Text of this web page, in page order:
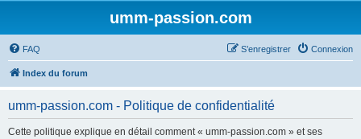
umm-passion.com
FAQ Connexion
S’enregistrer
Index du forum
umm-passion.com - Politique de confidentialité
Cette politique explique en détail comment « umm-passion.com » et ses